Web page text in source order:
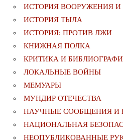
ИСТОРИЯ ВООРУЖЕНИЯ И
ИСТОРИЯ ТЫЛА
ИСТОРИЯ: ПРОТИВ ЛЖИ
КНИЖНАЯ ПОЛКА
КРИТИКА И
ЛОКАЛЬНЫЕ ВОЙНЫ
МЕМУАРЫ
МУНДИР ОТЕЧЕСТВА
НАУЧНЫЕ СООБЩЕНИЯ И
НАЦИОНАЛЬНАЯ
НЕОПУБЛИКОВАННЫЕ